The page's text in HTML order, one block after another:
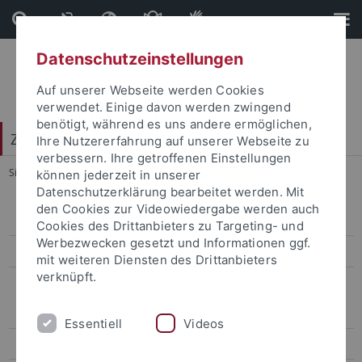
Direkt
zum
Inhalt
Direkt
zur
Fußleiste
Zentrum für Datenverarbeitung (ZDV)
Sie sind hier: Startseite ... Remote-Zugang (VPN)
Basisdienste
Netzinformationen
Netzzugang
Voraussetzungen
Datenschutzeinstellungen
Auf unserer Webseite werden Cookies
verwendet. Einige davon werden zwingend
benötigt, während es uns andere ermöglichen,
Ihre Nutzererfahrung auf unserer Webseite zu
verbessern. Ihre getroffenen Einstellungen
können jederzeit in unserer
Datenschutzerklärung bearbeitet werden. Mit
den Cookies zur Videowiedergabe werden auch
Cookies des Drittanbieters zu Targeting- und
Werbezwecken gesetzt und Informationen ggf.
mit weiteren Diensten des Drittanbieters
verknüpft.
Essentiell Videos